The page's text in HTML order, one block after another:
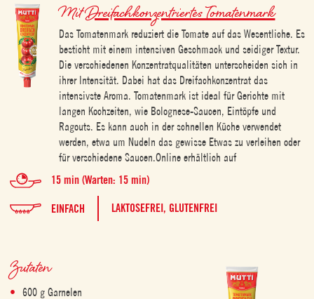
MitDreifachkonzentriertes Tomatenmark
Das Tomatenmark reduziert die Tomate auf das Wesentliche. Es
besticht mit einem intensiven Geschmack und seidiger Textur.
Die verschiedenen Konzentratqualitäten unterscheiden sich in
ihrer Intensität. Dabei hat das Dreifachkonzentrat das
intensivste Aroma. Tomatenmark ist ideal für Gerichte mit
langen Kochzeiten, wie Bolognese-Saucen, Eintöpfe und
Ragouts. Es kann auch in der schnellen Küche verwendet
werden, etwa um Nudeln das gewisse Etwas zu verleihen oder
für verschiedene Saucen.Online erhältlich auf
15 min (Warten: 15 min)
EINFACH LAKTOSEFREI, GLUTENFREI
Zutaten
600 g Garnelen